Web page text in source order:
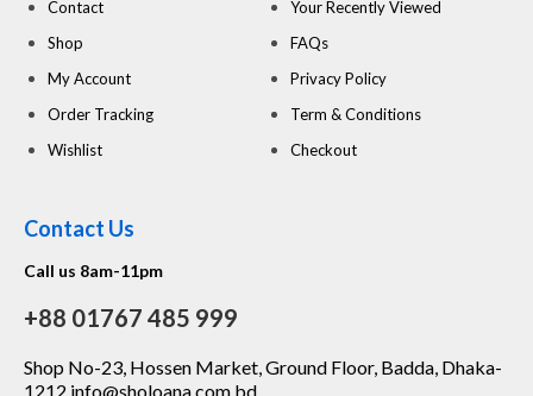
Contact
Shop
My Account
Order Tracking
Wishlist
Your Recently Viewed
FAQs
Privacy Policy
Term & Conditions
Checkout
Contact Us
Call us 8am-11pm
+88 01767 485 999
Shop No-23, Hossen Market, Ground Floor, Badda, Dhaka-
1212 info@sholoana.com.bd